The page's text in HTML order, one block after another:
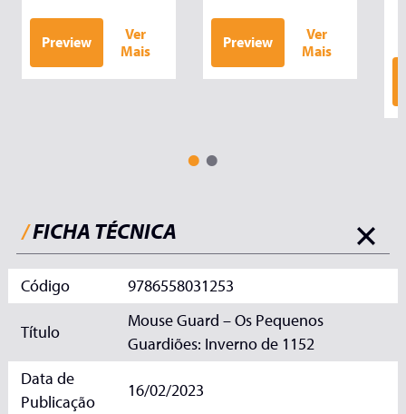
Preview
Ver
Mais
Preview
Ver
Mais
/FICHA TÉCNICA
Código 9786558031253
Título
Mouse Guard – Os Pequenos
Guardiões: Inverno de 1152
Data de
Publicação
16/02/2023